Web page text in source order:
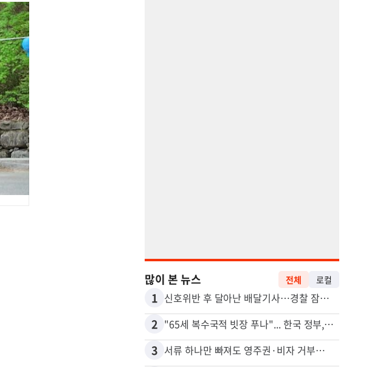
많이 본 뉴스 전체 로컬
1 신호위반 후 달아난 배달기사…경찰 잠복해 잡고보니 ‘반전’
2 "65세 복수국적 빗장 푸나"... 한국 정부, 연령 완화 전면 추진
3 서류 하나만 빠져도 영주권·비자 거부…심사관 재량권 대폭 확대